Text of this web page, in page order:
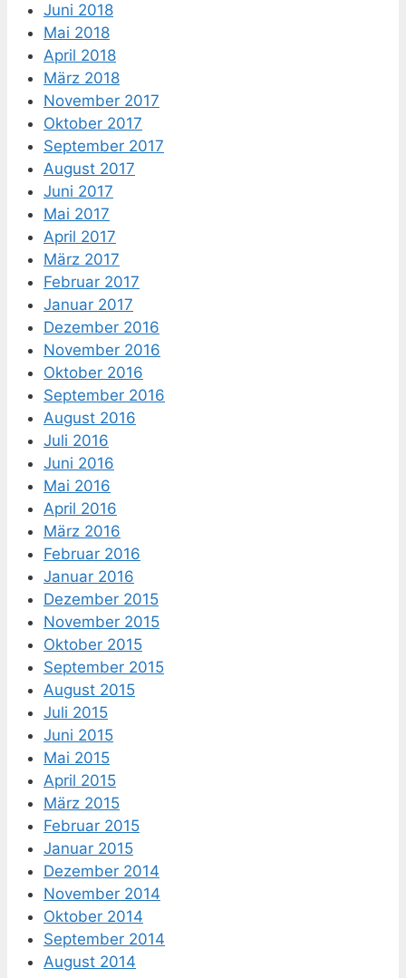
Juni 2018
Mai 2018
April 2018
März 2018
November 2017
Oktober 2017
September 2017
August 2017
Juni 2017
Mai 2017
April 2017
März 2017
Februar 2017
Januar 2017
Dezember 2016
November 2016
Oktober 2016
September 2016
August 2016
Juli 2016
Juni 2016
Mai 2016
April 2016
März 2016
Februar 2016
Januar 2016
Dezember 2015
November 2015
Oktober 2015
September 2015
August 2015
Juli 2015
Juni 2015
Mai 2015
April 2015
März 2015
Februar 2015
Januar 2015
Dezember 2014
November 2014
Oktober 2014
September 2014
August 2014